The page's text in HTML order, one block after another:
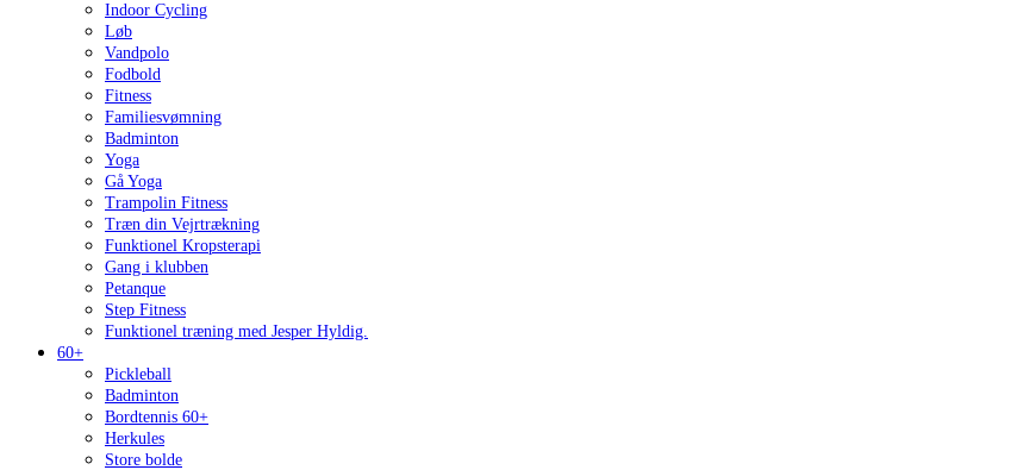
Indoor Cycling
Løb
Vandpolo
Fodbold
Fitness
Familiesvømning
Badminton
Yoga
Gå Yoga
Trampolin Fitness
Træn din Vejrtrækning
Funktionel Kropsterapi
Gang i klubben
Petanque
Step Fitness
Funktionel træning med Jesper Hyldig.
60+
Pickleball
Badminton
Bordtennis 60+
Herkules
Store bolde